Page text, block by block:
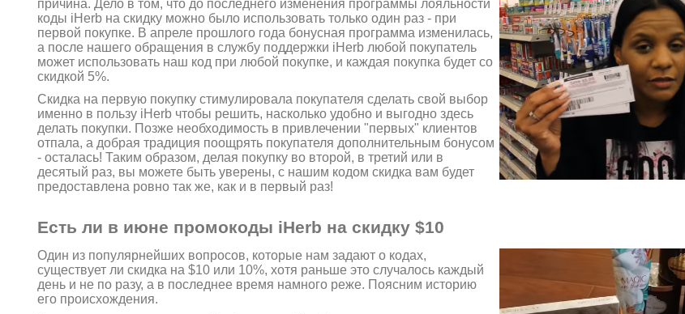
причина. Дело в том, что до последнего изменения программы лояльности
коды iHerb на скидку можно было использовать только один раз - при
первой покупке. В апреле прошлого года бонусная программа изменилась,
а после нашего обращения в службу поддержки iHerb любой покупатель
может использовать наш код при любой покупке, и каждая покупка будет со
скидкой 5%.
Скидка на первую покупку стимулировала покупателя сделать свой выбор
именно в пользу iHerb чтобы решить, насколько удобно и выгодно здесь
делать покупки. Позже необходимость в привлечении "первых" клиентов
отпала, а добрая традиция поощрять покупателя дополнительным бонусом
- осталась! Таким образом, делая покупку во второй, в третий или в
десятый раз, вы можете быть уверены, с нашим кодом скидка вам будет
предоставлена ровно так же, как и в первый раз!
Есть ли в июне промокоды iHerb на скидку $10
Один из популярнейших вопросов, которые нам задают о кодах,
существует ли скидка на $10 или 10%, хотя раньше это случалось каждый
день и не по разу, а в последнее время намного реже. Поясним историю
его происхождения.